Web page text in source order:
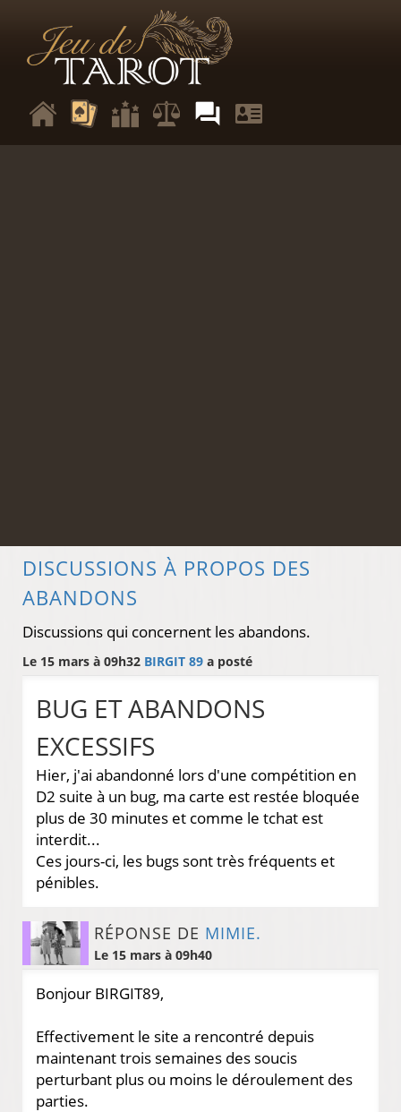
DISCUSSIONS À PROPOS DES
ABANDONS
Discussions qui concernent les abandons.
Le 15 mars à 09h32 BIRGIT 89 a posté
BUG ET ABANDONS
EXCESSIFS
Hier, j'ai abandonné lors d'une compétition en
D2 suite à un bug, ma carte est restée bloquée
plus de 30 minutes et comme le tchat est
interdit...
Ces jours-ci, les bugs sont très fréquents et
pénibles.
RÉPONSE DE MIMIE.
Le 15 mars à 09h40
Bonjour BIRGIT89,
Effectivement le site a rencontré depuis
maintenant trois semaines des soucis
perturbant plus ou moins le déroulement des
parties.